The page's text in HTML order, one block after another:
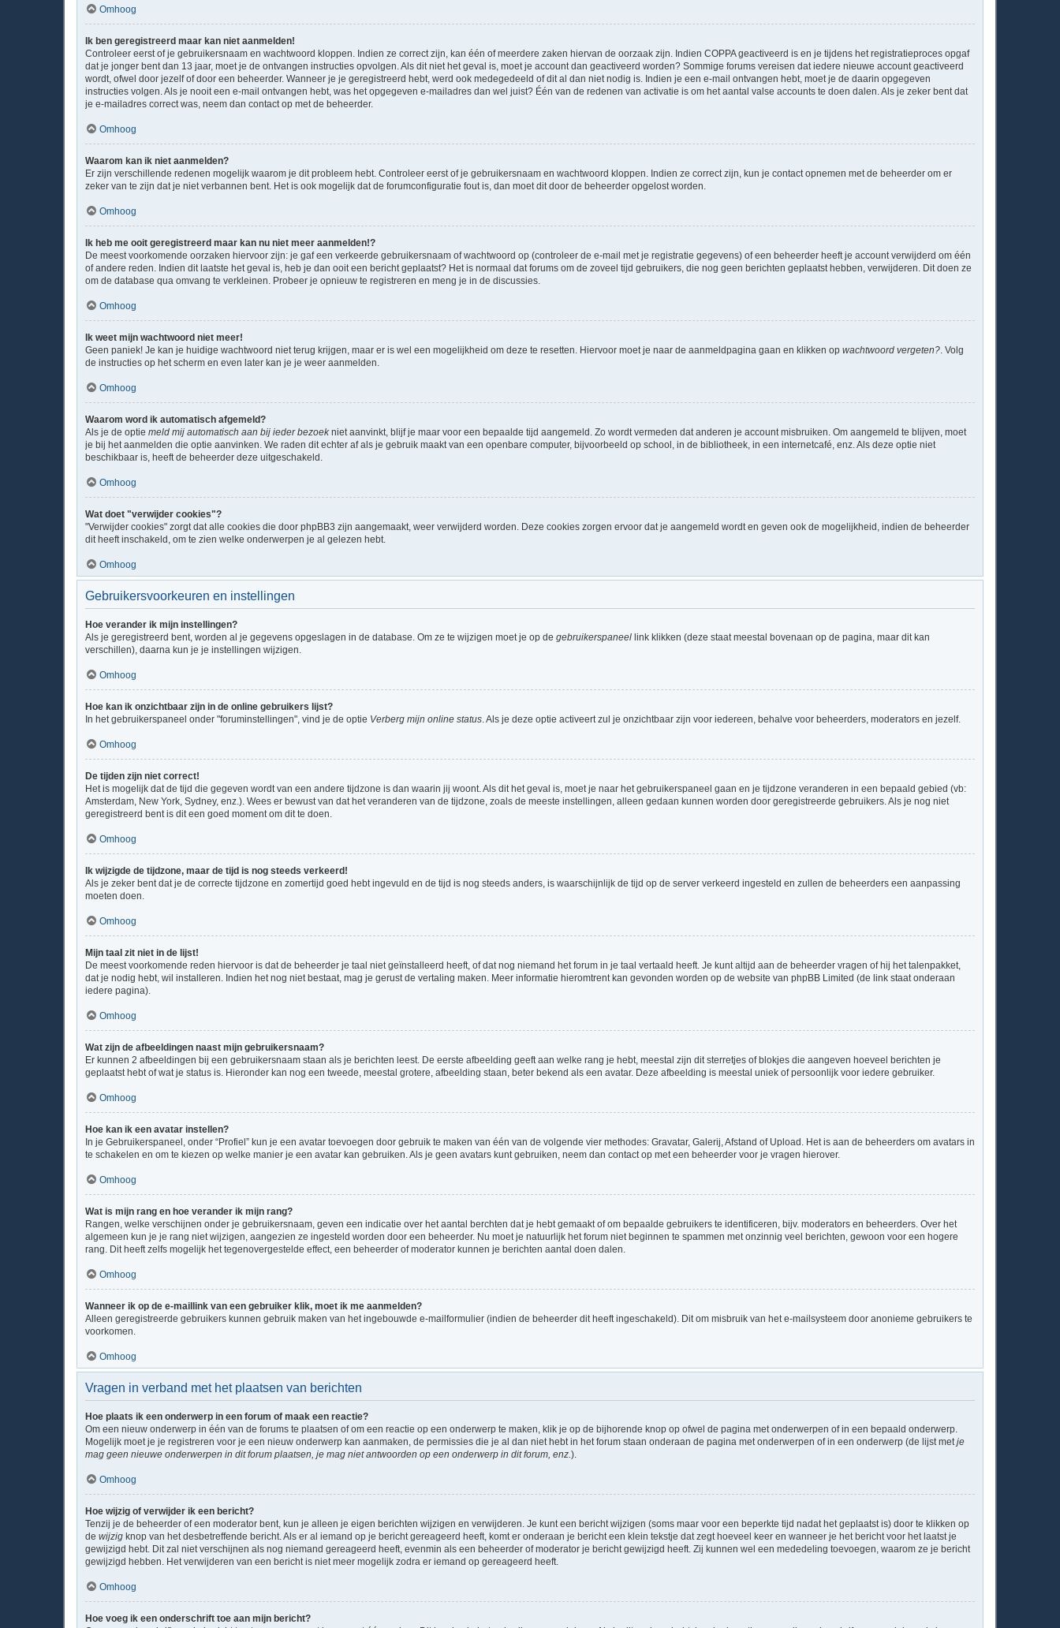
Omhoog
Ik ben geregistreerd maar kan niet aanmelden!
Controleer eerst of je gebruikersnaam en wachtwoord kloppen. Indien ze correct zijn, kan één of meerdere zaken hiervan de oorzaak zijn. Indien COPPA geactiveerd is en je tijdens het registratieproces opgaf
dat je jonger bent dan 13 jaar, moet je de ontvangen instructies opvolgen. Als dit niet het geval is, moet je account dan geactiveerd worden? Sommige forums vereisen dat iedere nieuwe account geactiveerd
wordt, ofwel door jezelf of door een beheerder. Wanneer je je geregistreerd hebt, werd ook medegedeeld of dit al dan niet nodig is. Indien je een e-mail ontvangen hebt, moet je de daarin opgegeven
instructies volgen. Als je nooit een e-mail ontvangen hebt, was het opgegeven e-mailadres dan wel juist? Één van de redenen van activatie is om het aantal valse accounts te doen dalen. Als je zeker bent dat
je e-mailadres correct was, neem dan contact op met de beheerder.
Omhoog
Waarom kan ik niet aanmelden?
Er zijn verschillende redenen mogelijk waarom je dit probleem hebt. Controleer eerst of je gebruikersnaam en wachtwoord kloppen. Indien ze correct zijn, kun je contact opnemen met de beheerder om er
zeker van te zijn dat je niet verbannen bent. Het is ook mogelijk dat de forumconfiguratie fout is, dan moet dit door de beheerder opgelost worden.
Omhoog
Ik heb me ooit geregistreerd maar kan nu niet meer aanmelden!?
De meest voorkomende oorzaken hiervoor zijn: je gaf een verkeerde gebruikersnaam of wachtwoord op (controleer de e-mail met je registratie gegevens) of een beheerder heeft je account verwijderd om één
of andere reden. Indien dit laatste het geval is, heb je dan ooit een bericht geplaatst? Het is normaal dat forums om de zoveel tijd gebruikers, die nog geen berichten geplaatst hebben, verwijderen. Dit doen ze
om de database qua omvang te verkleinen. Probeer je opnieuw te registreren en meng je in de discussies.
Omhoog
Ik weet mijn wachtwoord niet meer!
Geen paniek! Je kan je huidige wachtwoord niet terug krijgen, maar er is wel een mogelijkheid om deze te resetten. Hiervoor moet je naar de aanmeldpagina gaan en klikken op wachtwoord vergeten?. Volg
de instructies op het scherm en even later kan je je weer aanmelden.
Omhoog
Waarom word ik automatisch afgemeld?
Als je de optie meld mij automatisch aan bij ieder bezoekniet aanvinkt, blijf je maar voor een bepaalde tijd aangemeld. Zo wordt vermeden dat anderen je account misbruiken. Om aangemeld te blijven, moet
je bij het aanmelden die optie aanvinken. We raden dit echter af als je gebruik maakt van een openbare computer, bijvoorbeeld op school, in de bibliotheek, in een internetcafé, enz. Als deze optie niet
beschikbaar is, heeft de beheerder deze uitgeschakeld.
Omhoog
Wat doet "verwijder cookies"?
"Verwijder cookies" zorgt dat alle cookies die door phpBB3 zijn aangemaakt, weer verwijderd worden. Deze cookies zorgen ervoor dat je aangemeld wordt en geven ook de mogelijkheid, indien de beheerder
dit heeft inschakeld, om te zien welke onderwerpen je al gelezen hebt.
Omhoog
Gebruikersvoorkeuren en instellingen
Hoe verander ik mijn instellingen?
Als je geregistreerd bent, worden al je gegevens opgeslagen in de database. Om ze te wijzigen moet je op de gebruikerspaneel link klikken (deze staat meestal bovenaan op de pagina, maar dit kan
verschillen), daarna kun je je instellingen wijzigen.
Omhoog
Hoe kan ik onzichtbaar zijn in de online gebruikers lijst?
In het gebruikerspaneel onder "foruminstellingen", vind je de optie Verberg mijn online status. Als je deze optie activeert zul je onzichtbaar zijn voor iedereen, behalve voor beheerders, moderators en jezelf.
Omhoog
De tijden zijn niet correct!
Het is mogelijk dat de tijd die gegeven wordt van een andere tijdzone is dan waarin jij woont. Als dit het geval is, moet je naar het gebruikerspaneel gaan en je tijdzone veranderen in een bepaald gebied (vb:
Amsterdam, New York, Sydney, enz.). Wees er bewust van dat het veranderen van de tijdzone, zoals de meeste instellingen, alleen gedaan kunnen worden door geregistreerde gebruikers. Als je nog niet
geregistreerd bent is dit een goed moment om dit te doen.
Omhoog
Ik wijzigde de tijdzone, maar de tijd is nog steeds verkeerd!
Als je zeker bent dat je de correcte tijdzone en zomertijd goed hebt ingevuld en de tijd is nog steeds anders, is waarschijnlijk de tijd op de server verkeerd ingesteld en zullen de beheerders een aanpassing
moeten doen.
Omhoog
Mijn taal zit niet in de lijst!
De meest voorkomende reden hiervoor is dat de beheerder je taal niet geïnstalleerd heeft, of dat nog niemand het forum in je taal vertaald heeft. Je kunt altijd aan de beheerder vragen of hij het talenpakket,
dat je nodig hebt, wil installeren. Indien het nog niet bestaat, mag je gerust de vertaling maken. Meer informatie hieromtrent kan gevonden worden op de website van phpBB Limited (de link staat onderaan
iedere pagina).
Omhoog
Wat zijn de afbeeldingen naast mijn gebruikersnaam?
Er kunnen 2 afbeeldingen bij een gebruikersnaam staan als je berichten leest. De eerste afbeelding geeft aan welke rang je hebt, meestal zijn dit sterretjes of blokjes die aangeven hoeveel berichten je
geplaatst hebt of wat je status is. Hieronder kan nog een tweede, meestal grotere, afbeelding staan, beter bekend als een avatar. Deze afbeelding is meestal uniek of persoonlijk voor iedere gebruiker.
Omhoog
Hoe kan ik een avatar instellen?
In je Gebruikerspaneel, onder “Profiel” kun je een avatar toevoegen door gebruik te maken van één van de volgende vier methodes: Gravatar, Galerij, Afstand of Upload. Het is aan de beheerders om avatars in
te schakelen en om te kiezen op welke manier je een avatar kan gebruiken. Als je geen avatars kunt gebruiken, neem dan contact op met een beheerder voor je vragen hierover.
Omhoog
Wat is mijn rang en hoe verander ik mijn rang?
Rangen, welke verschijnen onder je gebruikersnaam, geven een indicatie over het aantal berchten dat je hebt gemaakt of om bepaalde gebruikers te identificeren, bijv. moderators en beheerders. Over het
algemeen kun je je rang niet wijzigen, aangezien ze ingesteld worden door een beheerder. Nu moet je natuurlijk het forum niet beginnen te spammen met onzinnig veel berichten, gewoon voor een hogere
rang. Dit heeft zelfs mogelijk het tegenovergestelde effect, een beheerder of moderator kunnen je berichten aantal doen dalen.
Omhoog
Wanneer ik op de e-maillink van een gebruiker klik, moet ik me aanmelden?
Alleen geregistreerde gebruikers kunnen gebruik maken van het ingebouwde e-mailformulier (indien de beheerder dit heeft ingeschakeld). Dit om misbruik van het e-mailsysteem door anonieme gebruikers te
voorkomen.
Omhoog
Vragen in verband met het plaatsen van berichten
Hoe plaats ik een onderwerp in een forum of maak een reactie?
Om een nieuw onderwerp in één van de forums te plaatsen of om een reactie op een onderwerp te maken, klik je op de bijhorende knop op ofwel de pagina met onderwerpen of in een bepaald onderwerp.
Mogelijk moet je je registreren voor je een nieuw onderwerp kan aanmaken, de permissies die je al dan niet hebt in het forum staan onderaan de pagina met onderwerpen of in een onderwerp (de lijst metje
mag geen nieuwe onderwerpen in dit forum plaatsen, je mag niet antwoorden op een onderwerp in dit forum, enz.).
Omhoog
Hoe wijzig of verwijder ik een bericht?
Tenzij je de beheerder of een moderator bent, kun je alleen je eigen berichten wijzigen en verwijderen. Je kunt een bericht wijzigen (soms maar voor een beperkte tijd nadat het geplaatst is) door te klikken op
de wijzig knop van het desbetreffende bericht. Als er al iemand op je bericht gereageerd heeft, komt er onderaan je bericht een klein tekstje dat zegt hoeveel keer en wanneer je het bericht voor het laatst je
gewijzigd hebt. Dit zal niet verschijnen als nog niemand gereageerd heeft, evenmin als een beheerder of moderator je bericht gewijzigd heeft. Zij kunnen wel een mededeling toevoegen, waarom ze je bericht
gewijzigd hebben. Het verwijderen van een bericht is niet meer mogelijk zodra er iemand op gereageerd heeft.
Omhoog
Hoe voeg ik een onderschrift toe aan mijn bericht?